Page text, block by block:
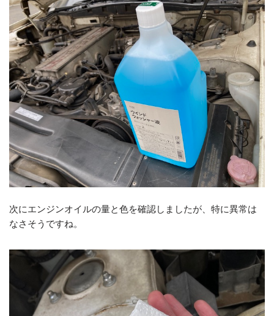
次にエンジンオイルの量と色を確認しましたが、特に異常は
なさそうですね。